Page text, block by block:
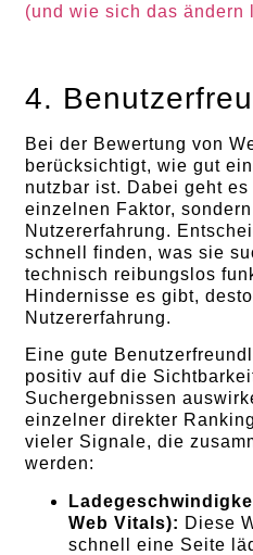
(und wie sich das ändern
4.
Bei der Bewertung von
berücksichtigt, wie gut
nutzbar ist. Dabei geht
einzelnen Faktor,
Nutzererfahrung.
schnell finden, was sie
technisch reibungslos
Hindernisse es gibt,
Nutzererfahrung.
Eine gute
positiv auf die
Suchergebnissen
einzelner direkter
vieler Signale, die
werden:
Web Vitals): Diese
schnell eine Seite